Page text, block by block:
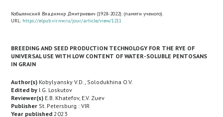
Кобылянский Владимир Дмитриевич (1928-2022): (памяти ученого).
URL: https://elpub.vir.nw.ru/jour/article/view/1211
BREEDING AND SEED PRODUCTION TECHNOLOGY FOR THE RYE OF
UNIVERSAL USE WITH LOW CONTENT OF WATER-SOLUBLE PENTOSANS
IN GRAIN
Author(s) Kobylyansky V.D., Solodukhina O.V.
Edited by I.G. Loskutov
Reviewer(s) E.B. Khatefov, E.V. Zuev
Publisher St. Petersburg : VIR
Year published 2023